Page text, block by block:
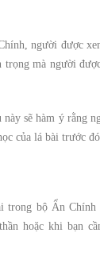
người được
trọng mà người
sẽ hàm ý rằng
của lá bài trước
bộ Ẩn Chính
hoặc khi bạn